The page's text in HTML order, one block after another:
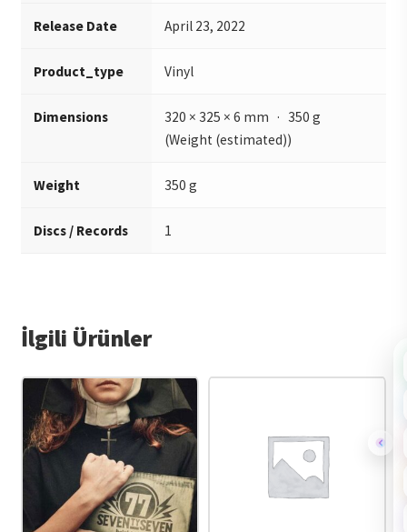
Release Date April 23, 2022
Product_type Vinyl
Dimensions
320 × 325 × 6 mm · 350 g
(Weight (estimated))
Weight 350 g
Discs / Records 1
İlgili Ürünler